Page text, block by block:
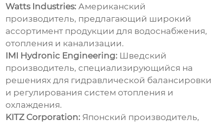
Watts Industries: Американский
производитель, предлагающий широкий
ассортимент продукции для водоснабжения,
отопления и канализации.
IMI Hydronic Engineering: Шведский
производитель, специализирующийся на
решениях для гидравлической балансировки
и регулирования систем отопления и
охлаждения.
KITZ Corporation: Японский производитель,